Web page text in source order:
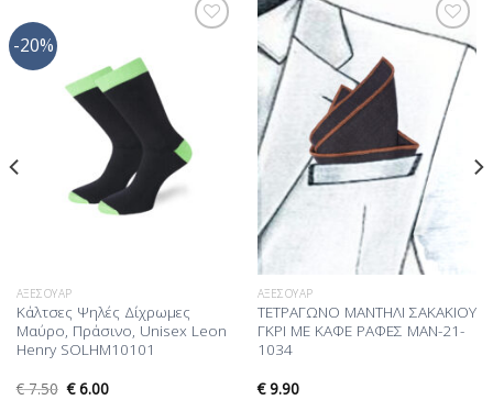
-20%
ΑΞΕΣΟΥΆΡ
Κάλτσες Ψηλές Δίχρωμες
Μαύρο, Πράσινο, Unisex Leon
Henry SOLHM10101
€7.50 €6.00
Προσθήκη
στη Λίστα
Επιθυμίας
ΑΞΕΣΟΥΆΡ
ΤΕΤΡΑΓΩΝΟ ΜΑΝΤΗΛΙ ΣΑΚΑΚΙΟΥ
ΓΚΡΙ ΜΕ ΚΑΦΕ ΡΑΦΕΣ MAN-21-
1034
€9.90